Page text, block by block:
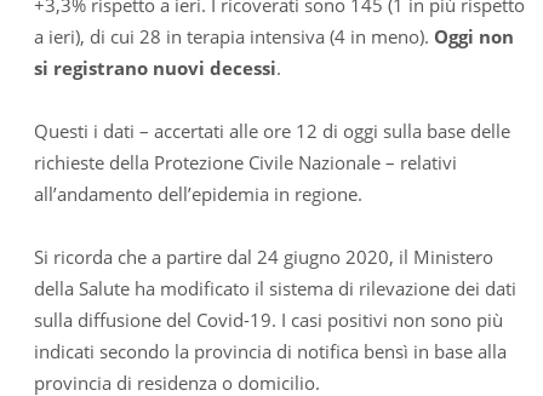
a ieri), di cui 28 in terapia intensiva (4 in meno). Oggi non
si registrano nuovi decessi.
Questi i dati – accertati alle ore 12 di oggi sulla base delle
richieste della Protezione Civile Nazionale – relativi
all’andamento dell’epidemia in regione.
Si ricorda che a partire dal 24 giugno 2020, il Ministero
della Salute ha modificato il sistema di rilevazione dei dati
sulla diffusione del Covid-19. I casi positivi non sono più
indicati secondo la provincia di notifica bensì in base alla
provincia di residenza o domicilio.